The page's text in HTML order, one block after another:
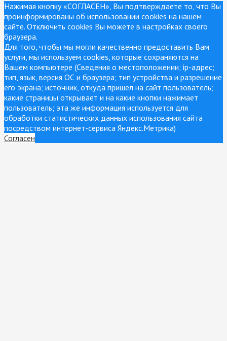
Нажимая кнопку «СОГЛАСЕН», Вы подтверждаете то, что Вы
проинформированы об использовании cookies на нашем
сайте. Отключить cookies Вы можете в настройках своего
браузера.
Для того, чтобы мы могли качественно предоставить Вам
услуги, мы используем cookies, которые сохраняются на
Вашем компьютере (Сведения о местоположении; ip-адрес;
тип, язык, версия ОС и браузера; тип устройства и разрешение
его экрана; источник, откуда пришел на сайт пользователь;
какие страницы открывает и на какие кнопки нажимает
пользователь; эта же информация используется для
обработки статистических данных использования сайта
посредством интернет-сервиса Яндекс.Метрика)
Согласен